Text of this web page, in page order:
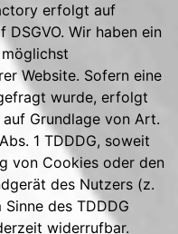
erfolgt auf
Wir haben ein
Website. Sofern eine
wurde, erfolgt
Grundlage von Art.
1 TDDDG, soweit
von Cookies oder den
des Nutzers (z.
des TDDDG
widerrufbar.